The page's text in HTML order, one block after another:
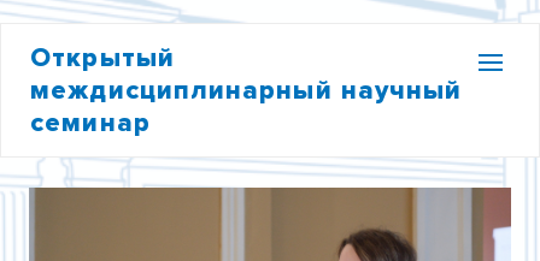
Открытый
междисциплинарный научный
семинар
ЛЕКЦИЯ И.П. КУЖЕЛЕВОЙ-САГАН
ЛЕКЦИЯ Г.А. ОКУШОВОЙ И Д.И. СПИЧЕВОЙ